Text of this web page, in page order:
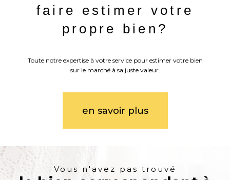
faire estimer votre
propre bien?
Toute notre expertise à votre service pour estimer votre bien
sur le marché à sa juste valeur.
en savoir plus
Vous n'avez pas trouvé